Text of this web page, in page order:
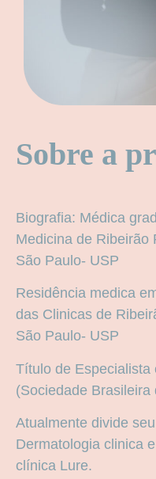
Sobre a
Biografia: Médica
Medicina de Ribeirão
São Paulo- USP
Residência medica
das Clinicas de
São Paulo- USP
Título de Especialista
(Sociedade Brasileira
Atualmente divide
Dermatologia clinica
clínica Lure.